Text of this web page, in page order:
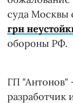
суда Москвы
грн
обороны РФ.
ГП
разработчик